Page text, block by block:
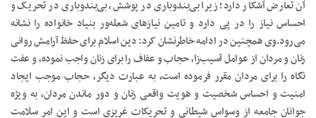
آن تعارض آشکار دارد؛ زیرا بی‌بندوباری در پوشش، بی‌بندوباری در تحریک و
احساس نیاز را در پی دارد و تامین نیازهای شعله‌ور بنیاد خانواده را نشانه
می‌رود.وی همچنین در ادامه خاطرنشان کرد: دین اسلام برای حفظ آرامش روانی
زنان و مردان از عوامل آسیب‌زا، حجاب و عفاف را برای زنان واجب نموده، و عفت
نگاه را برای مردان مقرر فرموده است، به عبارت دیگر، حجاب موجب ایجاد
امنیت و احساس شخصیت و هویت واقعی زنان و دور ماندن مردان، به ویژه
جوانان جامعه از وسواس شیطانی و تحریکات غریزی است و این امر سلامت